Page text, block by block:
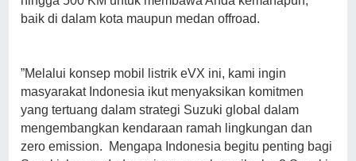
baik di dalam kota maupun medan offroad.
”Melalui konsep mobil listrik eVX ini, kami ingin
masyarakat Indonesia ikut menyaksikan komitmen
yang tertuang dalam strategi Suzuki global dalam
mengembangkan kendaraan ramah lingkungan dan
zero emission. Mengapa Indonesia begitu penting bagi